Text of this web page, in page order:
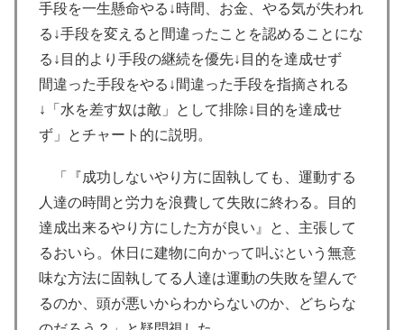
手段を一生懸命やる↓時間、お金、やる気が失われ
る↓手段を変えると間違ったことを認めることにな
る↓目的より手段の継続を優先↓目的を達成せず
間違った手段をやる↓間違った手段を指摘される
↓「水を差す奴は敵」として排除↓目的を達成せ
ず」とチャート的に説明。
「『成功しないやり方に固執しても、運動する
人達の時間と労力を浪費して失敗に終わる。目的
達成出来るやり方にした方が良い』と、主張して
るおいら。休日に建物に向かって叫ぶという無意
味な方法に固執してる人達は運動の失敗を望んで
るのか、頭が悪いからわからないのか、どちらな